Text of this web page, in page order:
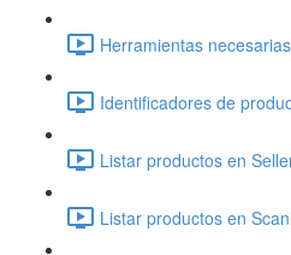
Herramientas
Identificadores de
Listar productos en
Listar productos en